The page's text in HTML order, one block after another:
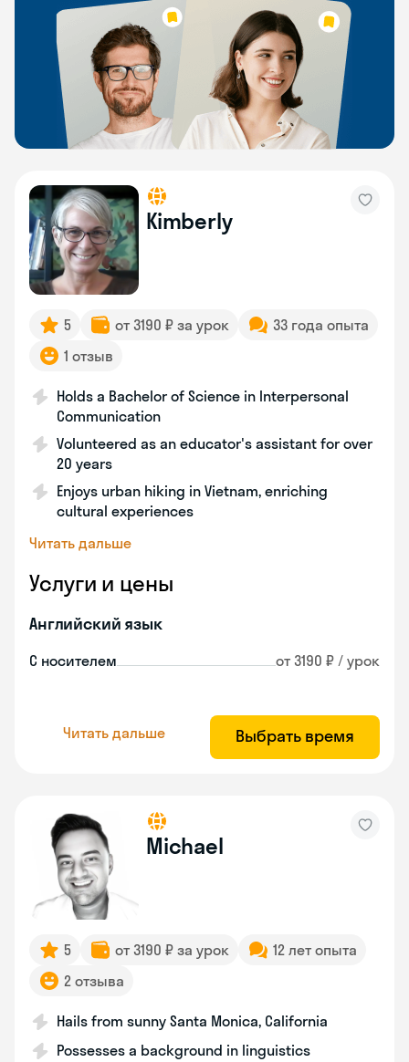
Kimberly
5 от 3190 ₽ за урок
33 года опыта
1 отзыв
Holds a Bachelor of Science in Interpersonal
Communication
Volunteered as an educator's assistant for over
20 years
Enjoys urban hiking in Vietnam, enriching
cultural experiences
Читать дальше
Услуги и цены
Английский язык
С носителем от 3190 ₽ / урок
Читать дальше Выбрать время
Michael
5 от 3190 ₽ за урок
12 лет опыта
2 отзыва
Hails from sunny Santa Monica, California
Possesses a background in linguistics